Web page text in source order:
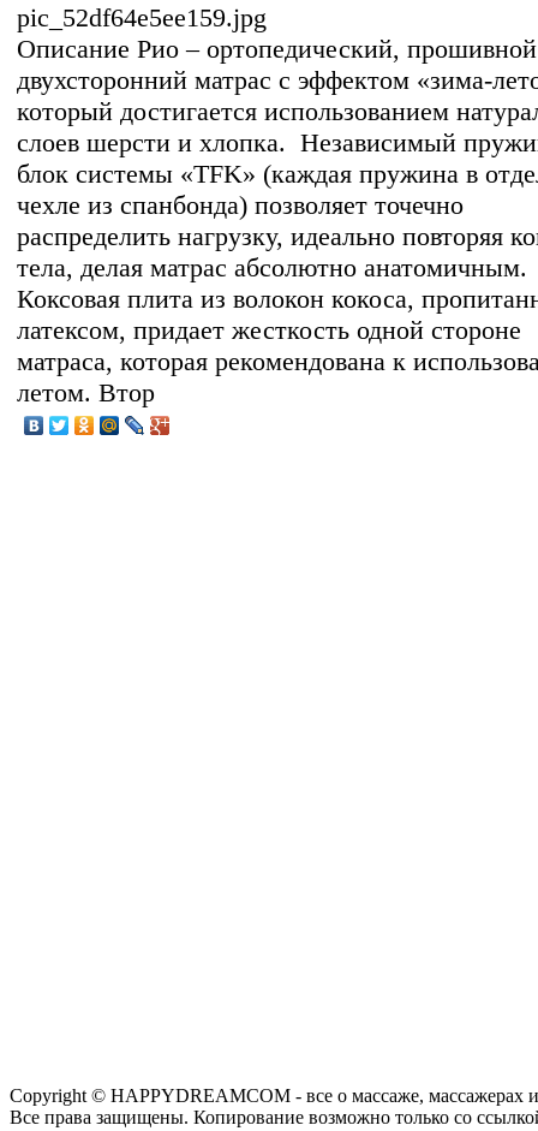
pic_52df64e5ee159.jpg
Описание Рио – ортопедический, прошивной
двухсторонний матрас с эффектом «зима-
который достигается использованием
слоев шерсти и хлопка. Независимый
блок системы «TFK» (каждая пружина в
чехле из спанбонда) позволяет точечно
распределить нагрузку, идеально повторяя
тела, делая матрас абсолютно анатомичным.
Коксовая плита из волокон кокоса,
латексом, придает жесткость одной стороне
матраса, которая рекомендована к
летом. Втор
Copyright © HAPPYDREAMCOM - все о массаже, массажерах и
Все права защищены. Копирование возможно только со